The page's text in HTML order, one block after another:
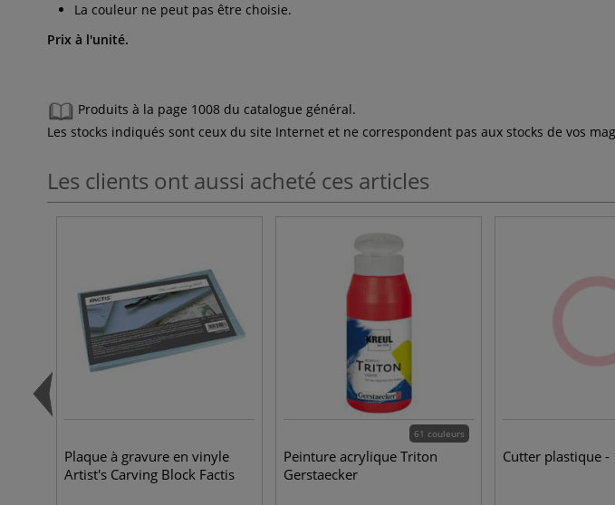
La couleur ne peut pas être choisie.
Prix à l'unité.
Produits à la page 1008 du catalogue général.
Les stocks indiqués sont ceux du site Internet et ne correspondent pas aux stocks de vos
Les clients ont aussi acheté ces articles
Plaque à gravure en vinyle
Artist's Carving Block Factis
61 couleurs
Peinture acrylique Triton
Gerstaecker
Cutter plastique -